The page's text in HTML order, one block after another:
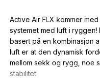
Active Air FLX kommer
systemet med luft i
basert på en kombinasjon
luft er at den dynamisk
mellom sekk og rygg, noe
stabilitet.